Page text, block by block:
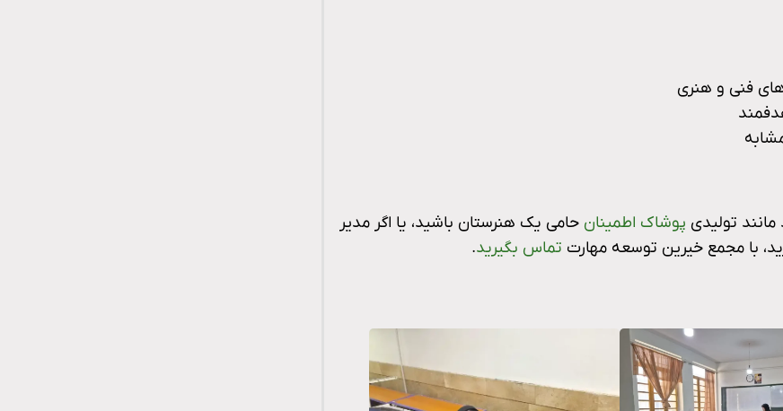
فنی و هنری
تولیدی پوشاک اطمینان حامی یک هنرستان باشید، یا اگر مدیر
با مجمع خیرین توسعه مهارت تماس بگیرید.